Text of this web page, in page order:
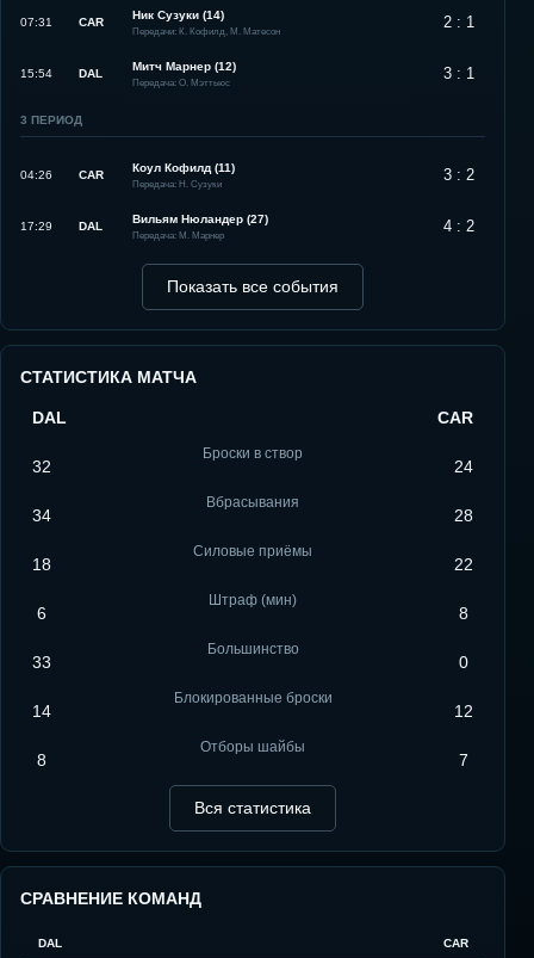
07:31 CAR
Ник Сузуки (14)
Передачи: К. Кофилд, М. Матесон 2 : 1
15:54 DAL
Митч Марнер (12)
Передача: О. Мэттьюс 3 : 1
3 ПЕРИОД
04:26 CAR
Коул Кофилд (11)
Передача: Н. Сузуки 3 : 2
17:29 DAL
Вильям Нюландер (27)
Передача: М. Марнер 4 : 2
Показать все события
СТАТИСТИКА МАТЧА
DAL CAR
32
Броски в створ
24
34
Вбрасывания
28
18
Силовые приёмы
22
6
Штраф (мин)
8
33
Большинство
0
14
Блокированные броски
12
8
Отборы шайбы
7
Вся статистика
СРАВНЕНИЕ КОМАНД
DAL CAR